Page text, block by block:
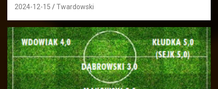
2024-12-15 Twardowski